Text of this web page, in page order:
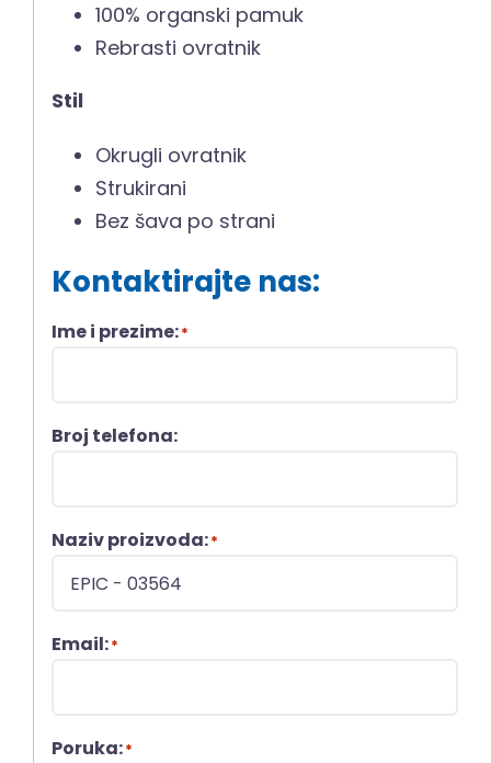
100% organski pamuk
Rebrasti ovratnik
Stil
Okrugli ovratnik
Strukirani
Bez šava po strani
Kontaktirajte nas:
Ime i prezime:*
Broj telefona:
Naziv proizvoda:*
Email:*
Poruka:*